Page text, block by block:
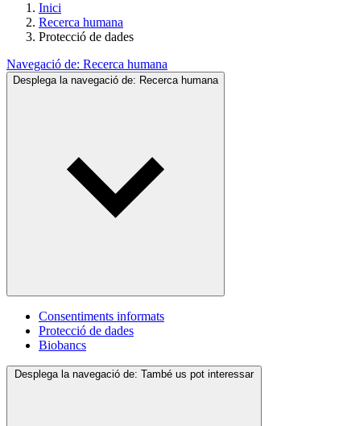
Inici
Recerca humana
Protecció de dades
Navegació de: Recerca humana
Desplega la navegació de: Recerca humana
Consentiments informats
Protecció de dades
Biobancs
Desplega la navegació de: També us pot interessar